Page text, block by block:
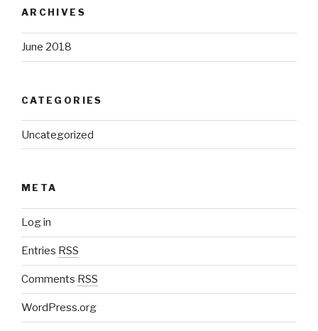
ARCHIVES
June 2018
CATEGORIES
Uncategorized
META
Log in
Entries RSS
Comments RSS
WordPress.org